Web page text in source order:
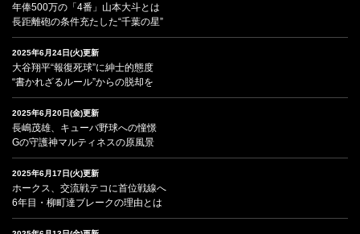
年俸500万の「4番」山本大斗とは
長距離砲の条件充たした“千葉の星”
2025年6月24日(火)更新
大谷翔平“報復死球”に紳士的態度
“書かれざるルール”からの脱却を
2025年6月20日(金)更新
長嶋茂雄、キューバ野球への憧憬
Gの守護神マルティネスの原風景
2025年6月17日(火)更新
ホークス、交流戦テコに首位戦線へ
6年目・柳町達ブレークの理由とは